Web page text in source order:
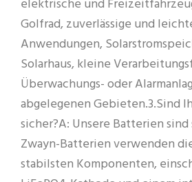
elektrische und
Golfrad, zuverlässige und
Anwendungen,
Solarhaus, kleine
Überwachungs- oder
abgelegenen Gebieten.3.Sind
sicher?A: Unsere Batterien
Zwayn-Batterien verwenden
stabilsten Komponenten,